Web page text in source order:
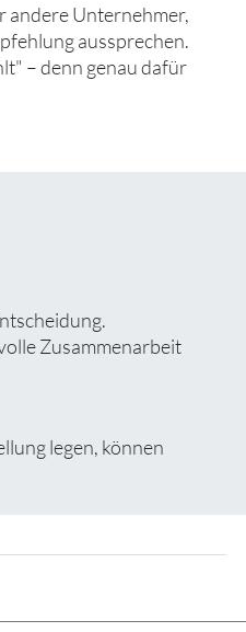
andere Unternehmer,
aussprechen.
– denn genau dafür
Zusammenarbeit
legen, können